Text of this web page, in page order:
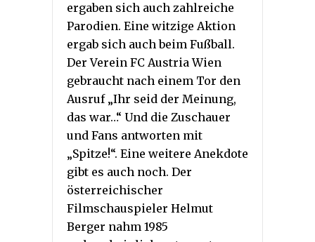
ergaben sich auch zahlreiche
Parodien. Eine witzige Aktion
ergab sich auch beim Fußball.
Der Verein FC Austria Wien
gebraucht nach einem Tor den
Ausruf „Ihr seid der Meinung,
das war…“ Und die Zuschauer
und Fans antworten mit
„Spitze!“. Eine weitere Anekdote
gibt es auch noch. Der
österreichischer
Filmschauspieler Helmut
Berger nahm 1985